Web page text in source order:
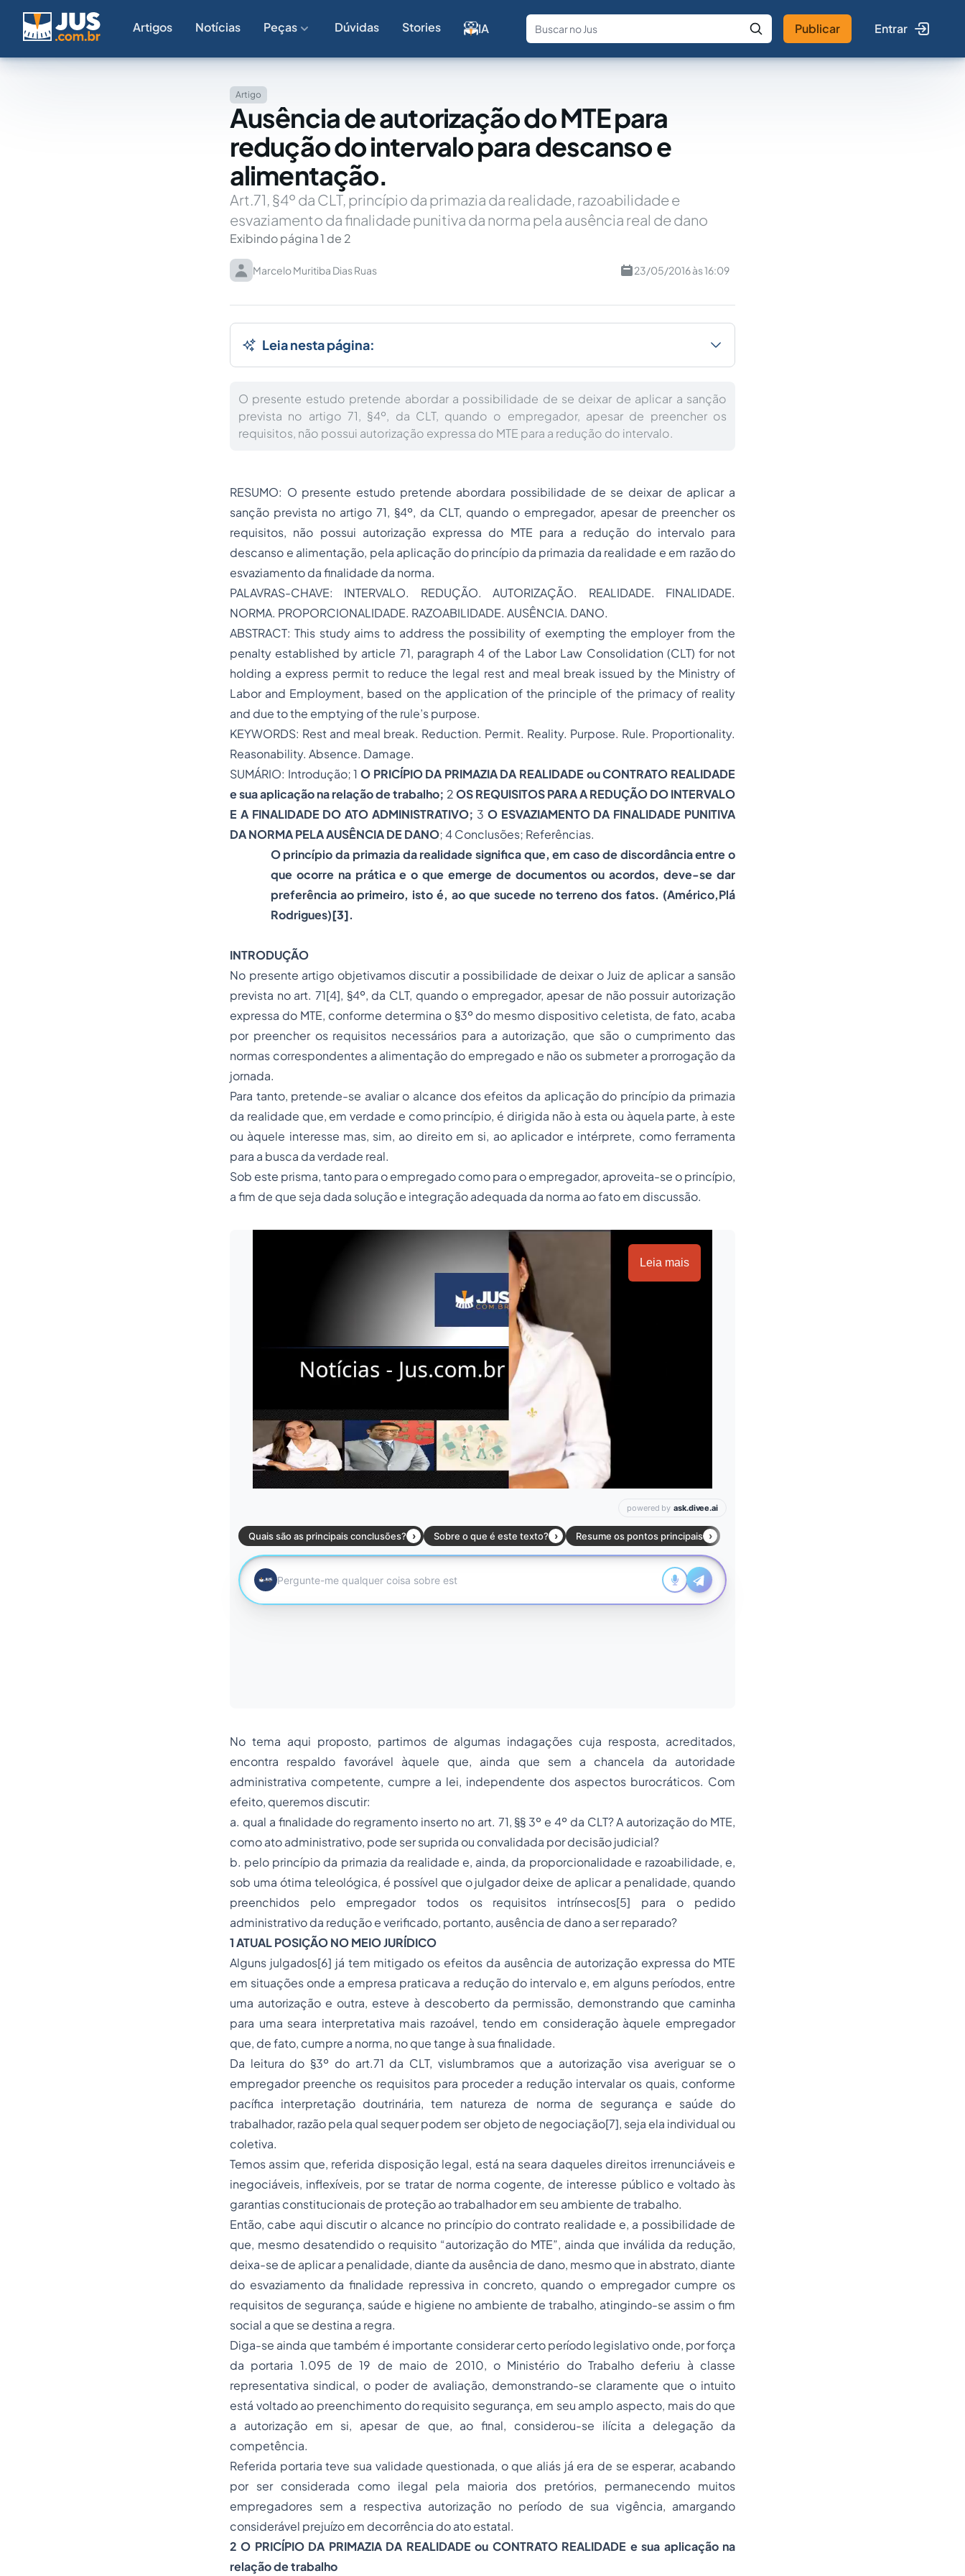
Artigos Notícias Peças Dúvidas Stories IA
Fale com a IA Buscar no Jus
Publicar Entrar
Artigo
Ausência de autorização do MTE para
redução do intervalo para descanso e
alimentação.
Art.71, §4º da CLT, princípio da primazia da realidade, razoabilidade e
esvaziamento da finalidade punitiva da norma pela ausência real de dano
Exibindo página 1 de 2
Marcelo Muritiba Dias Ruas 23/05/2016 às 16:09
Leia nesta página:
O presente estudo pretende abordar a possibilidade de se deixar de aplicar a sanção
prevista no artigo 71, §4º, da CLT, quando o empregador, apesar de preencher os
requisitos, não possui autorização expressa do MTE para a redução do intervalo.
RESUMO: O presente estudo pretende abordara possibilidade de se deixar de aplicar a
sanção prevista no artigo 71, §4º, da CLT, quando o empregador, apesar de preencher os
requisitos, não possui autorização expressa do MTE para a redução do intervalo para
descanso e alimentação, pela aplicação do princípio da primazia da realidade e em razão do
esvaziamento da finalidade da norma.
PALAVRAS-CHAVE: INTERVALO. REDUÇÃO. AUTORIZAÇÃO. REALIDADE. FINALIDADE.
NORMA. PROPORCIONALIDADE. RAZOABILIDADE. AUSÊNCIA. DANO.
ABSTRACT: This study aims to address the possibility of exempting the employer from the
penalty established by article 71, paragraph 4 of the Labor Law Consolidation (CLT) for not
holding a express permit to reduce the legal rest and meal break issued by the Ministry of
Labor and Employment, based on the application of the principle of the primacy of reality
and due to the emptying of the rule’s purpose.
KEYWORDS: Rest and meal break. Reduction. Permit. Reality. Purpose. Rule. Proportionality.
Reasonability. Absence. Damage.
SUMÁRIO: Introdução; 1 O PRICÍPIO DA PRIMAZIA DA REALIDADE ou CONTRATO REALIDADE
e sua aplicação na relação de trabalho; 2OS REQUISITOS PARA A REDUÇÃO DO INTERVALO
E A FINALIDADE DO ATO ADMINISTRATIVO; 3 O ESVAZIAMENTO DA FINALIDADE PUNITIVA
DA NORMA PELA AUSÊNCIA DE DANO; 4 Conclusões; Referências.
O princípio da primazia da realidade significa que, em caso de discordância entre o
que ocorre na prática e o que emerge de documentos ou acordos, deve-se dar
preferência ao primeiro, isto é, ao que sucede no terreno dos fatos. (Américo,Plá
Rodrigues)[3].
INTRODUÇÃO
No presente artigo objetivamos discutir a possibilidade de deixar o Juiz de aplicar a sansão
prevista no art. 71[4], §4º, da CLT, quando o empregador, apesar de não possuir autorização
expressa do MTE, conforme determina o §3º do mesmo dispositivo celetista, de fato, acaba
por preencher os requisitos necessários para a autorização, que são o cumprimento das
normas correspondentes a alimentação do empregado e não os submeter a prorrogação da
jornada.
Para tanto, pretende-se avaliar o alcance dos efeitos da aplicação do princípio da primazia
da realidade que, em verdade e como princípio, é dirigida não à esta ou àquela parte, à este
ou àquele interesse mas, sim, ao direito em si, ao aplicador e intérprete, como ferramenta
para a busca da verdade real.
Sob este prisma, tanto para o empregado como para o empregador, aproveita-se o princípio,
a fim de que seja dada solução e integração adequada da norma ao fato em discussão.
Leia mais
No tema aqui proposto, partimos de algumas indagações cuja resposta, acreditados,
encontra respaldo favorável àquele que, ainda que sem a chancela da autoridade
administrativa competente, cumpre a lei, independente dos aspectos burocráticos. Com
efeito, queremos discutir:
a. qual a finalidade do regramento inserto no art. 71, §§ 3º e 4º da CLT? A autorização do MTE,
como ato administrativo, pode ser suprida ou convalidada por decisão judicial?
b. pelo princípio da primazia da realidade e, ainda, da proporcionalidade e razoabilidade, e,
sob uma ótima teleológica, é possível que o julgador deixe de aplicar a penalidade, quando
preenchidos pelo empregador todos os requisitos intrínsecos[5] para o pedido
administrativo da redução e verificado, portanto, ausência de dano a ser reparado?
1 ATUAL POSIÇÃO NO MEIO JURÍDICO
Alguns julgados[6] já tem mitigado os efeitos da ausência de autorização expressa do MTE
em situações onde a empresa praticava a redução do intervalo e, em alguns períodos, entre
uma autorização e outra, esteve à descoberto da permissão, demonstrando que caminha
para uma seara interpretativa mais razoável, tendo em consideração àquele empregador
que, de fato, cumpre a norma, no que tange à sua finalidade.
Da leitura do §3º do art.71 da CLT, vislumbramos que a autorização visa averiguar se o
empregador preenche os requisitos para proceder a redução intervalar os quais, conforme
pacífica interpretação doutrinária, tem natureza de norma de segurança e saúde do
trabalhador, razão pela qual sequer podem ser objeto de negociação[7], seja ela individual ou
coletiva.
Temos assim que, referida disposição legal, está na seara daqueles direitos irrenunciáveis e
inegociáveis, inflexíveis, por se tratar de norma cogente, de interesse público e voltado às
garantias constitucionais de proteção ao trabalhador em seu ambiente de trabalho.
Então, cabe aqui discutir o alcance no princípio do contrato realidade e, a possibilidade de
que, mesmo desatendido o requisito “autorização do MTE”, ainda que inválida da redução,
deixa-se de aplicar a penalidade, diante da ausência de dano, mesmo que in abstrato, diante
do esvaziamento da finalidade repressiva in concreto, quando o empregador cumpre os
requisitos de segurança, saúde e higiene no ambiente de trabalho, atingindo-se assim o fim
social a que se destina a regra.
Diga-se ainda que também é importante considerar certo período legislativo onde, por força
da portaria 1.095 de 19 de maio de 2010, o Ministério do Trabalho deferiu à classe
representativa sindical, o poder de avaliação, demonstrando-se claramente que o intuito
está voltado ao preenchimento do requisito segurança, em seu amplo aspecto, mais do que
a autorização em si, apesar de que, ao final, considerou-se ilícita a delegação da
competência.
Referida portaria teve sua validade questionada, o que aliás já era de se esperar, acabando
por ser considerada como ilegal pela maioria dos pretórios, permanecendo muitos
empregadores sem a respectiva autorização no período de sua vigência, amargando
considerável prejuízo em decorrência do ato estatal.
2 O PRICÍPIO DA PRIMAZIA DA REALIDADE ou CONTRATO REALIDADE e sua aplicação na
relação de trabalho